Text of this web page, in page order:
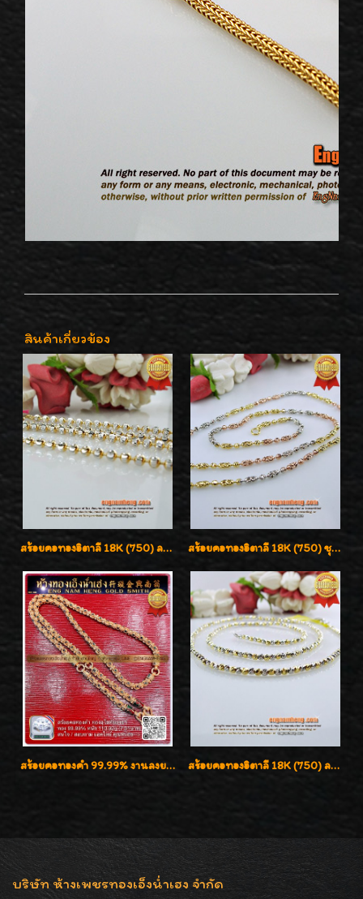
สินค้าเกี่ยวข้อง
สร้อยคอทองอิตาลี 18K (750) ลายยินตันแกะมูนคัดสวย ลายนี้เงามากๆค่ะ ใส่ทนแข็งแรง สร้อยคอทองอิตาลี 18K (750) ชุบ 3 สี แกะลายสวยรุ่นใหม่ ลายละเอียดเงาวิบวับค่ะ
สร้อยคอทองคำ 99.99% งานลงยาสุโขทัยแท้ งานช่างทองโบราณ หรูหรา น่าสะสมค่ะ สร้อยคอทองอิตาลี 18K (750) ลายสวยตัดเหลี่ยมคมชัด ใส่สวยน่ารักค่ะ
บริษัท ห้างเพชรทองเอ็งน่ำเฮง จำกัด